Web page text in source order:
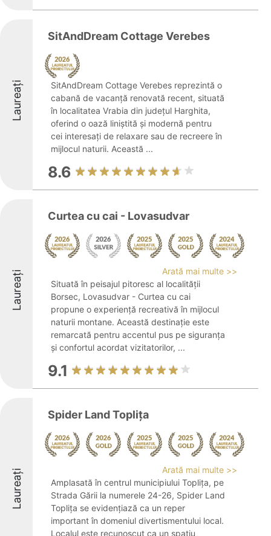
Laureați
SitAndDream Cottage Verebes
SitAndDream Cottage Verebes reprezintă o
cabană de vacanță renovată recent, situată
în localitatea Vrabia din județul Harghita,
oferind o oază liniștită și modernă pentru
cei interesați de relaxare sau de recreere în
mijlocul naturii. Această ...
8.6
Laureați
Curtea cu cai - Lovasudvar
Arată mai multe >>
Situată în peisajul pitoresc al localității
Borsec, Lovasudvar - Curtea cu cai
propune o experiență recreativă în mijlocul
naturii montane. Această destinație este
remarcată pentru accentul pus pe siguranța
și confortul acordat vizitatorilor, ...
9.1
Laureați
Spider Land Toplița
Arată mai multe >>
Amplasată în centrul municipiului Toplița, pe
Strada Gării la numerele 24-26, Spider Land
Toplița se evidențiază ca un reper
important în domeniul divertismentului local.
Localul este recunoscut ca un spațiu